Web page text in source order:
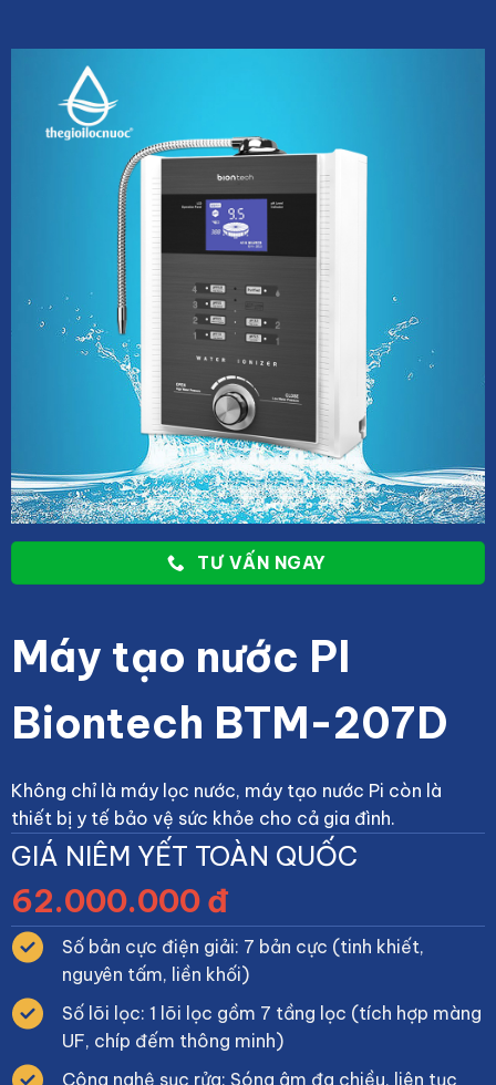
TƯ VẤN NGAY
Máy tạo nước PI
Biontech BTM-207D
Không chỉ là máy lọc nước, máy tạo nước Pi còn là
thiết bị y tế bảo vệ sức khỏe cho cả gia đình.
GIÁ NIÊM YẾT TOÀN QUỐC
62.000.000 đ
Số bản cực điện giải: 7 bản cực (tinh khiết,
nguyên tấm, liền khối)
Số lõi lọc: 1 lõi lọc gồm 7 tầng lọc (tích hợp màng
UF, chíp đếm thông minh)
Công nghệ sục rửa: Sóng âm đa chiều, liên tục